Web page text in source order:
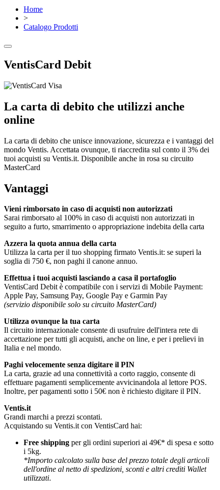
Home
>
Catalogo Prodotti
VentisCard Debit
La carta di debito che utilizzi anche
online
La carta di debito che unisce innovazione, sicurezza e i vantaggi del
mondo Ventis. Accettata ovunque, ti riaccredita sul conto il 3% dei
tuoi acquisti su Ventis.it. Disponibile anche in rosa su circuito
MasterCard
Vantaggi
Vieni rimborsato in caso di acquisti non autorizzati
Sarai rimborsato al 100% in caso di acquisti non autorizzati in
seguito a furto, smarrimento o appropriazione indebita della carta
Azzera la quota annua della carta
Utilizza la carta per il tuo shopping firmato Ventis.it: se superi la
soglia di 750 €, non paghi il canone annuo.
Effettua i tuoi acquisti lasciando a casa il portafoglio
VentisCard Debit è compatibile con i servizi di Mobile Payment:
Apple Pay, Samsung Pay, Google Pay e Garmin Pay
(servizio disponibile solo su circuito MasterCard)
Utilizza ovunque la tua carta
Il circuito internazionale consente di usufruire dell'intera rete di
accettazione per tutti gli acquisti, anche on line, e per i prelievi in
Italia e nel mondo.
Paghi velocemente senza digitare il PIN
La carta, grazie ad una connettività a corto raggio, consente di
effettuare pagamenti semplicemente avvicinandola al lettore POS.
Inoltre, per pagamenti sotto i 50€ non è richiesto digitare il PIN.
Ventis.it
Grandi marchi a prezzi scontati.
Acquistando su Ventis.it con VentisCard hai:
Free shipping per gli ordini superiori ai 49€* di spesa e sotto
i 5kg.
*Importo calcolato sulla base del prezzo totale degli articoli
dell'ordine al netto di spedizioni, sconti e altri crediti Wallet
utilizzati.